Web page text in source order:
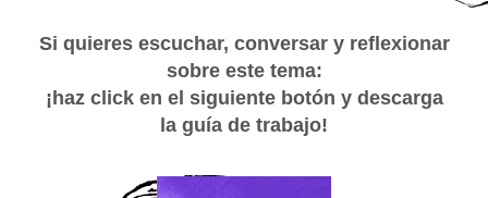
Si quieres escuchar, conversar y reflexionar
sobre este tema:
¡haz click en el siguiente botón y descarga
la guía de trabajo!